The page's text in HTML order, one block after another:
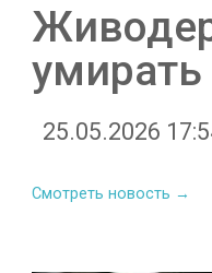
умирать
25.05.2026
Смотреть новость →